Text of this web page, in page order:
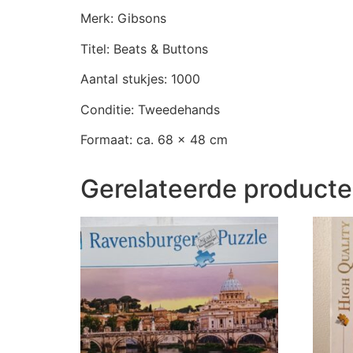
Merk: Gibsons
Titel: Beats & Buttons
Aantal stukjes: 1000
Conditie: Tweedehands
Formaat: ca. 68 x 48 cm
Gerelateerde